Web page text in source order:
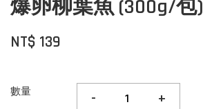
爆卵柳葉魚 (300g/包)
NT$ 139
數量 - +